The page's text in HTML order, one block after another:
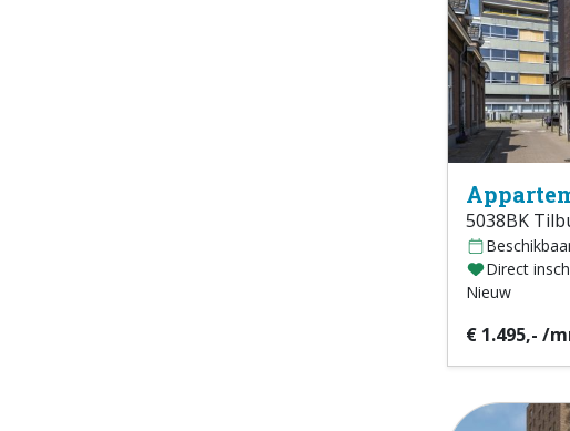
5038BK
Direct
Nieuw
€ 1.495,- /